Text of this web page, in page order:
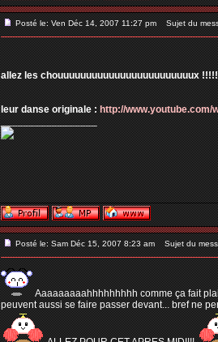
Posté le: Ven Déc 14, 2007 11:27 pm Sujet du
allez les chouuuuuuuuuuuuuuuuuuuuuuuux
leur danse originale :http://www.youtube.com/
_________________
Posté le: Sam Déc 15, 2007 8:23 am Sujet du
Aaaaaaaaahhhhhhhhh comme ça fait
peuvent aussi se faire passer devant... bref ne